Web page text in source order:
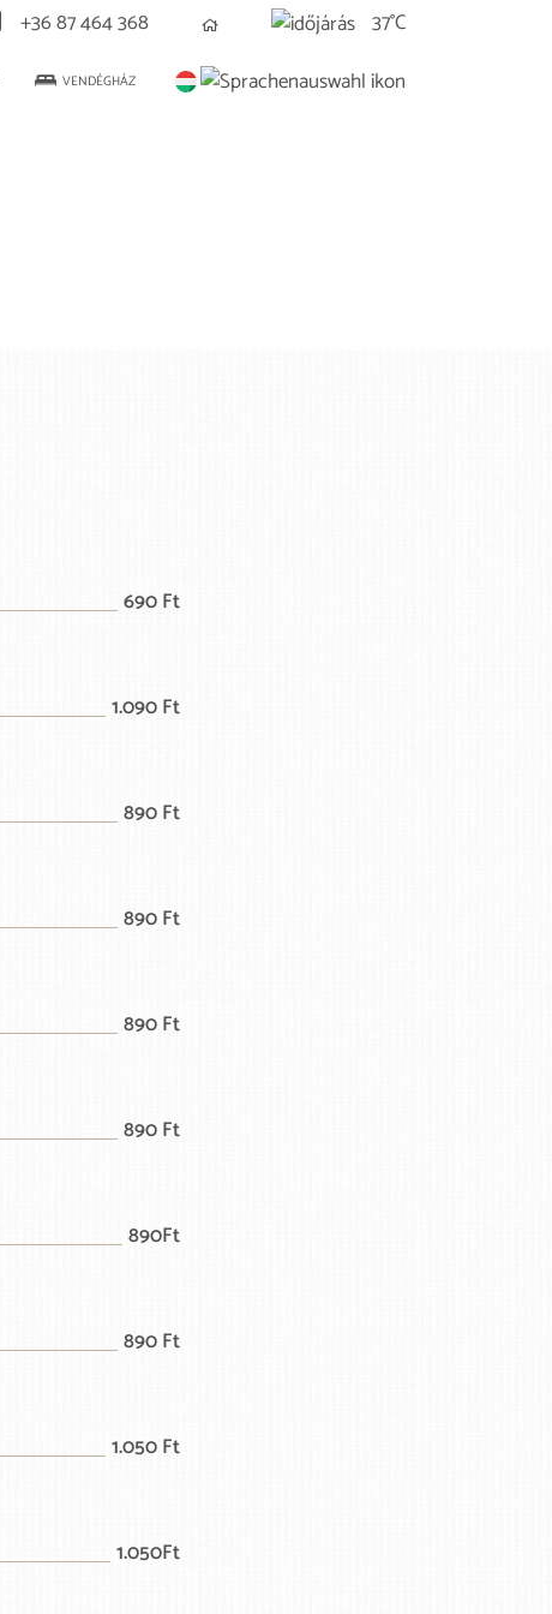
+36 87 464 368 37°C
VENDÉGHÁZ
690 Ft
1.090 Ft
890 Ft
890 Ft
890 Ft
890 Ft
890Ft
890 Ft
1.050 Ft
1.050Ft